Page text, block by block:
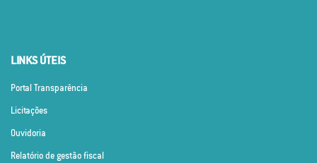
LINKS ÚTEIS
Portal Transparência
Licitações
Ouvidoria
Relatório de gestão fiscal